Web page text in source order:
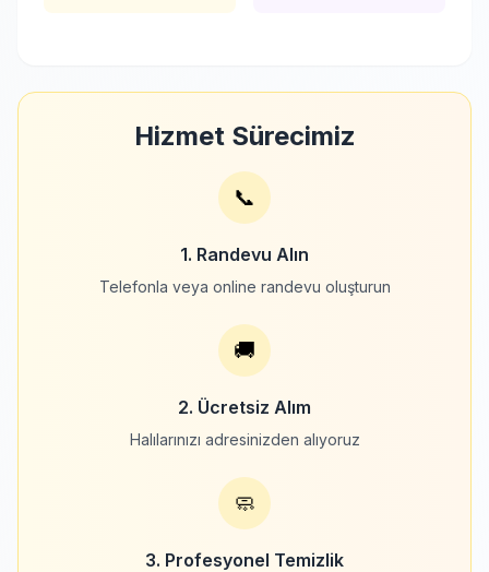
Hizmet Sürecimiz
📞
1. Randevu Alın
Telefonla veya online randevu oluşturun
🚚
2. Ücretsiz Alım
Halılarınızı adresinizden alıyoruz
🧼
3. Profesyonel Temizlik